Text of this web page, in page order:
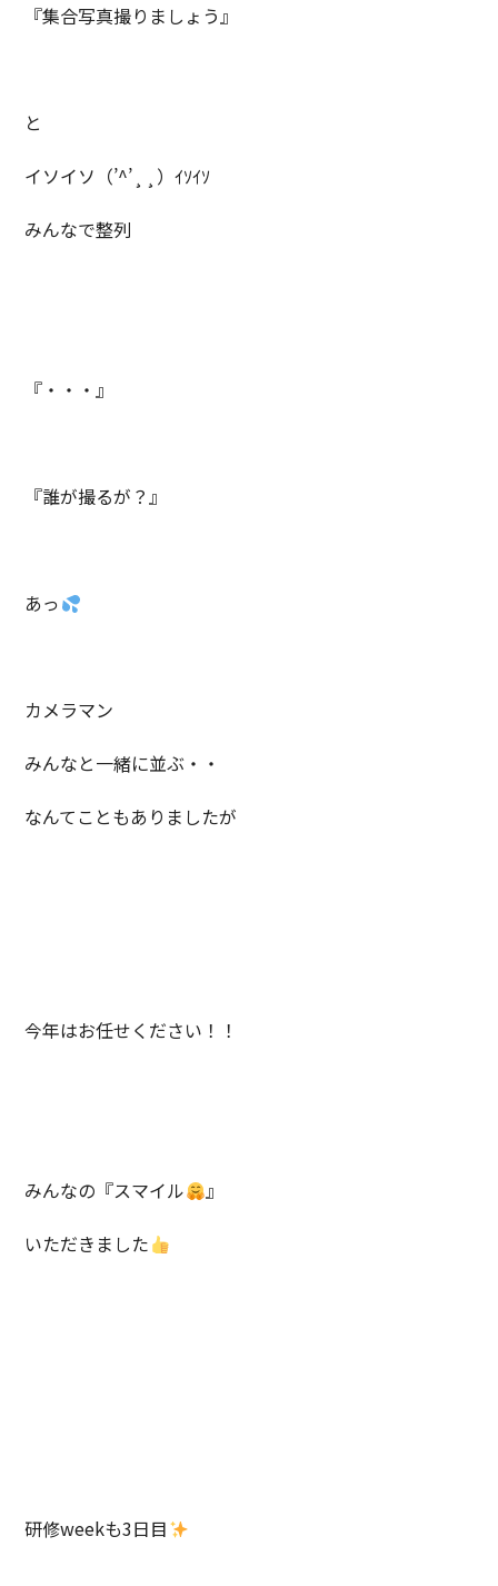
『集合写真撮りましょう』
と
イソイソ（’^’¸¸）ｲｿｲｿ
みんなで整列
『・・・』
『誰が撮るが？』
あっ
カメラマン
みんなと一緒に並ぶ・・
なんてこともありましたが
今年はお任せください！！
みんなの『スマイル
』
いただきました
研修weekも3日目